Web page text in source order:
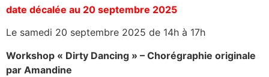
date décalée au 20 septembre 2025
Le samedi 20 septembre 2025 de 14h à 17h
Workshop « Dirty Dancing » – Chorégraphie originale
par Amandine